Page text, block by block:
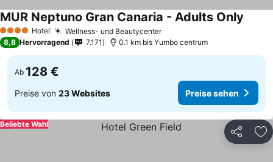
4 Sterne Hotel Wellness- und BeautycenterPreise sehen
MUR Neptuno Gran Canaria - Adults Only
8,8 Hervorragend 7.171 0.1 km bis Yumbo centrum
Ab 128 €
Preise von 23 Websites Preise sehen
Teilen
Beliebte Wahl